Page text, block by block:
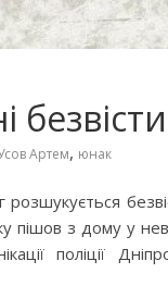
Артем, юнак
розшукується
пішов з дому у
поліції